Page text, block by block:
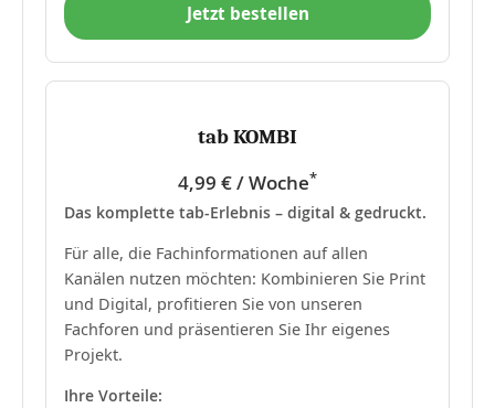
Jetzt bestellen
tab KOMBI
4,99 € / Woche*
Das komplette tab-Erlebnis – digital & gedruckt.
Für alle, die Fachinformationen auf allen
Kanälen nutzen möchten: Kombinieren Sie Print
und Digital, profitieren Sie von unseren
Fachforen und präsentieren Sie Ihr eigenes
Projekt.
Ihre Vorteile: